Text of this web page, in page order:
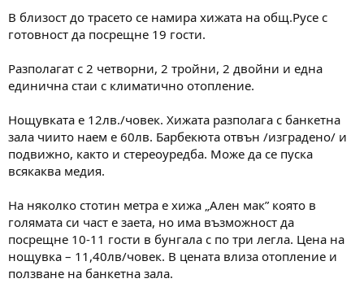
В близост до трасето се намира хижата на общ.Русе с
готовност да посрещне 19 гости.
Разполагат с 2 четворни, 2 тройни, 2 двойни и една
единична стаи с климатично отопление.
Нощувката е 12лв./човек. Хижата разполага с банкетна
зала чиито наем е 60лв. Барбекюта отвън /изградено/ и
подвижно, както и стереоуредба. Може да се пуска
всякаква медия.
На няколко стотин метра е хижа „Ален мак” която в
голямата си част е заета, но има възможност да
посрещне 10-11 гости в бунгала с по три легла. Цена на
нощувка – 11,40лв/човек. В цената влиза отопление и
ползване на банкетна зала.